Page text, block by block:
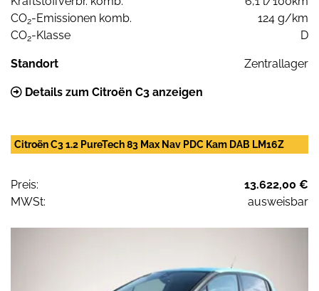
CO2-Emissionen komb.
124 g/km
CO2-Klasse D
Standort Zentrallager
Details zum Citroën C3 anzeigen
Citroën C3 1.2 PureTech 83 Max Nav PDC Kam DAB LM16Z
Preis:
13.622,00 €
MWSt:
ausweisbar